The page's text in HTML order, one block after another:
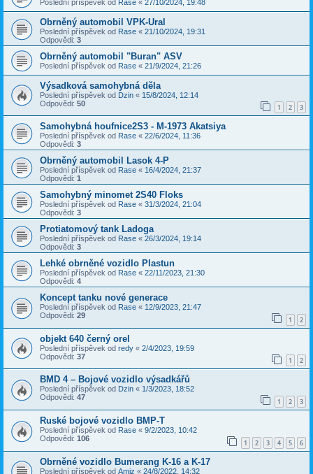
Poslední příspěvek od Rase « 27/10/2024, 19:48
Obrněný automobil VPK-Ural
Poslední příspěvek od Rase « 21/10/2024, 19:31
Odpovědi: 3
Obrněný automobil "Buran" ASV
Poslední příspěvek od Rase « 21/9/2024, 21:26
Výsadková samohybná děla
Poslední příspěvek od Dzin « 15/8/2024, 12:14
Odpovědi: 50 1 2 3
Samohybná houfnice2S3 - M-1973 Akatsiya
Poslední příspěvek od Rase « 22/6/2024, 11:36
Odpovědi: 3
Obrněný automobil Lasok 4-P
Poslední příspěvek od Rase « 16/4/2024, 21:37
Odpovědi: 1
Samohybný minomet 2S40 Floks
Poslední příspěvek od Rase « 31/3/2024, 21:04
Odpovědi: 3
Protiatomový tank Ladoga
Poslední příspěvek od Rase « 26/3/2024, 19:14
Odpovědi: 3
Lehké obrněné vozidlo Plastun
Poslední příspěvek od Rase « 22/11/2023, 21:30
Odpovědi: 4
Koncept tanku nové generace
Poslední příspěvek od Rase « 12/9/2023, 21:47
Odpovědi: 29 1 2
objekt 640 černý orel
Poslední příspěvek od redy « 2/4/2023, 19:59
Odpovědi: 37 1 2
BMD 4 – Bojové vozidlo výsadkářů
Poslední příspěvek od Dzin « 1/3/2023, 18:52
Odpovědi: 47 1 2 3
Ruské bojové vozidlo BMP-T
Poslední příspěvek od Rase « 9/2/2023, 10:42
Odpovědi: 106 1 2 3 4 5 6
Obrněné vozidlo Bumerang K-16 a K-17
Poslední příspěvek od Amiz « 24/8/2022, 14:32